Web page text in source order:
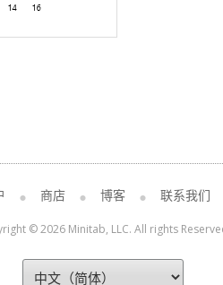
商店 博客 联系我们
© 2026 Minitab, LLC. All rights